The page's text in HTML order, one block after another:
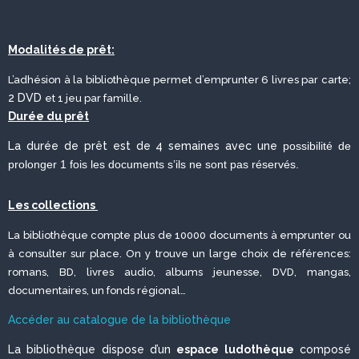
Modalités de prêt:
L’adhésion à la bibliothèque permet d’emprunter 6 livres par carte;
2 DVD et 1 jeu par famille.
Durée du prêt
La durée de prêt est de 4 semaines avec une possibilité de
prolonger 1 fois les documents s’ils ne sont pas réservés.
Les collections
La bibliothèque compte plus de 10000 documents à emprunter ou
à consulter sur place. On y trouve un large choix de références:
romans, BD, livres audio, albums jeunesse, DVD, mangas,
documentaires, un fonds régional…
Accéder au catalogue de la bibliothèque
La bibliothèque dispose d’un espace ludothèque composé